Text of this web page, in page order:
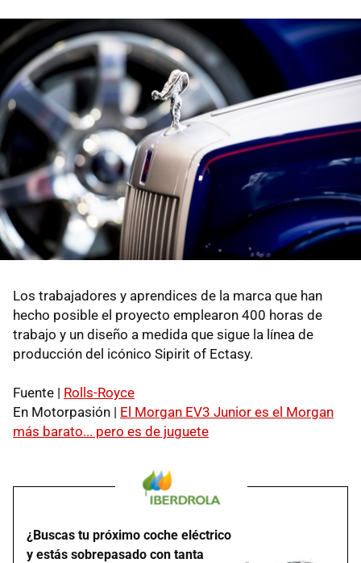
Los trabajadores y aprendices de la marca que han
hecho posible el proyecto emplearon 400 horas de
trabajo y un diseño a medida que sigue la línea de
producción del icónico Sipirit of Ectasy.
Fuente | Rolls-Royce
En Motorpasión | El Morgan EV3 Junior es el Morgan
más barato... pero es de juguete
¿Buscas tu próximo coche eléctrico
y estás sobrepasado con tanta